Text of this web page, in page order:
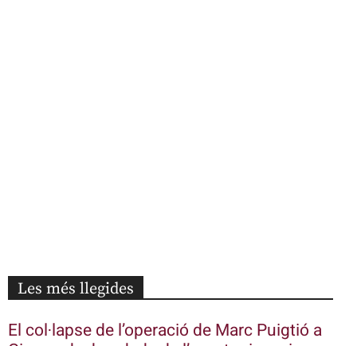
Les més llegides
El col·lapse de l’operació de Marc Puigtió a